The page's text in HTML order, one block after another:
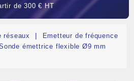
de 300 € HT
réseaux
Emetteur de fréquence
émettrice flexible Ø9 mm